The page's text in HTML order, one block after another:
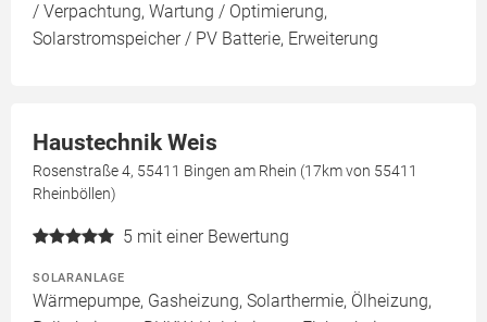
/ Verpachtung, Wartung / Optimierung,
Solarstromspeicher / PV Batterie, Erweiterung
Haustechnik Weis
Rosenstraße 4, 55411 Bingen am Rhein (17km von 55411
Rheinböllen)
5 mit einer Bewertung
SOLARANLAGE
Wärmepumpe, Gasheizung, Solarthermie, Ölheizung,